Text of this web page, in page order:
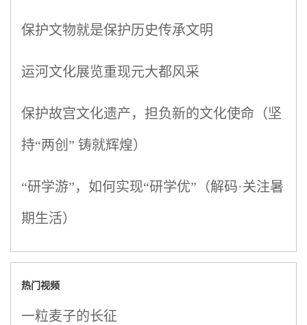
保护文物就是保护历史传承文明
运河文化展览重现元大都风采
保护故宫文化遗产，担负新的文化使命（坚
持“两创” 铸就辉煌）
“研学游”，如何实现“研学优”（解码·关注暑
期生活）
热门视频
一粒麦子的长征